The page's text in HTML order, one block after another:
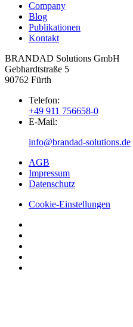
Company
Blog
Publikationen
Kontakt
BRANDAD Solutions GmbH
Gebhardtstraße 5
90762 Fürth
Telefon:
+49 911 756658-0
E-Mail:
info@brandad-solutions.de
AGB
Impressum
Datenschutz
Cookie-Einstellungen